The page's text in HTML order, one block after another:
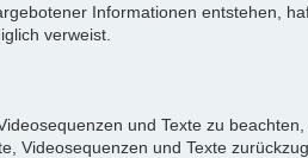
Informationen entstehen,
verweist.
und Texte zu
Videosequenzen und Texte